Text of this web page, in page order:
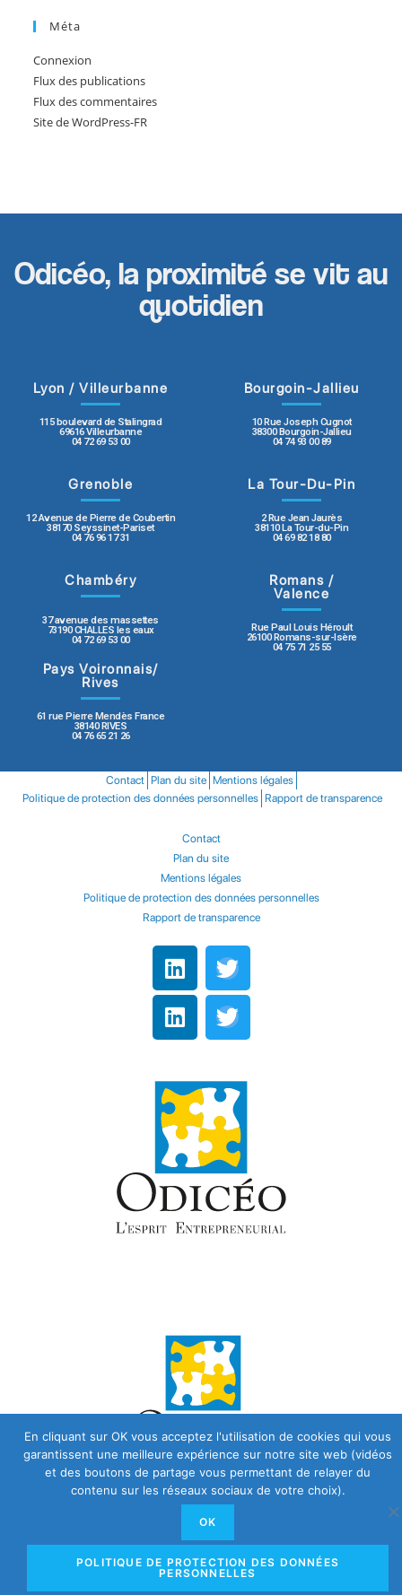
Méta
Connexion
Flux des publications
Flux des commentaires
Site de WordPress-FR
Odicéo, la proximité se vit au
quotidien
Lyon / Villeurbanne
115 boulevard de Stalingrad
69616 Villeurbanne
04 72 69 53 00
Bourgoin-Jallieu
10 Rue Joseph Cugnot
38300 Bourgoin-Jallieu
04 74 93 00 89
Grenoble
12 Avenue de Pierre de Coubertin
38170 Seyssinet-Pariset
04 76 96 17 31
La Tour-Du-Pin
2 Rue Jean Jaurès
38110 La Tour-du-Pin
04 69 82 18 80
Chambéry
37 avenue des massettes
73190 CHALLES les eaux
04 72 69 53 00
Romans /
Valence
Rue Paul Louis Héroult
26100 Romans-sur-Isère
04 75 71 25 55
Pays Voironnais/
Rives
61 rue Pierre Mendès France
38140 RIVES
04 76 65 21 26
Contact Plan du site Mentions légales
Politique de protection des données personnelles Rapport de transparence
Contact
Plan du site
Mentions légales
Politique de protection des données personnelles
Rapport de transparence
En cliquant sur OK vous acceptez l'utilisation de cookies qui vous
garantissent une meilleure expérience sur notre site web (vidéos
et des boutons de partage vous permettant de relayer du
contenu sur les réseaux sociaux de votre choix).
OK
POLITIQUE DE PROTECTION DES DONNÉES
PERSONNELLES